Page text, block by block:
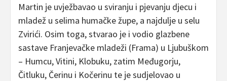
Martin je uvježbavao u sviranju i pjevanju djecu i
mladež u selima humačke župe, a najdulje u selu
Zvirići. Osim toga, stvarao je i vodio glazbene
sastave Franjevačke mladeži (Frama) u Ljubuškom
– Humcu, Vitini, Klobuku, zatim Međugorju,
Čitluku, Čerinu i Kočerinu te je sudjelovao u